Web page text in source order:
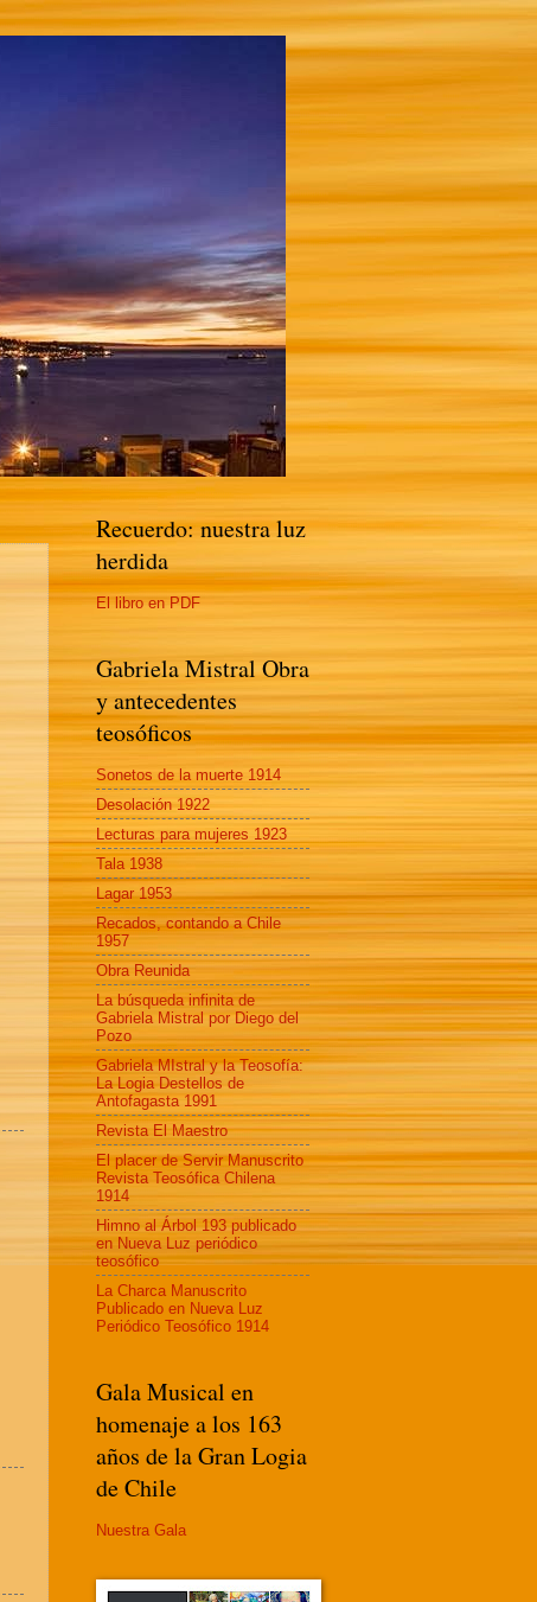
Recuerdo: nuestra luz
herdida
El libro en PDF
Gabriela Mistral Obra
y antecedentes
teosóficos
Sonetos de la muerte 1914
Desolación 1922
Lecturas para mujeres 1923
Tala 1938
Lagar 1953
Recados, contando a Chile
1957
Obra Reunida
La búsqueda infinita de
Gabriela Mistral por Diego del
Pozo
Gabriela MIstral y la Teosofía:
La Logia Destellos de
Antofagasta 1991
Revista El Maestro
El placer de Servir Manuscrito
Revista Teosófica Chilena
1914
Himno al Árbol 193 publicado
en Nueva Luz periódico
teosófico
La Charca Manuscrito
Publicado en Nueva Luz
Periódico Teosófico 1914
Gala Musical en
homenaje a los 163
años de la Gran Logia
de Chile
Nuestra Gala